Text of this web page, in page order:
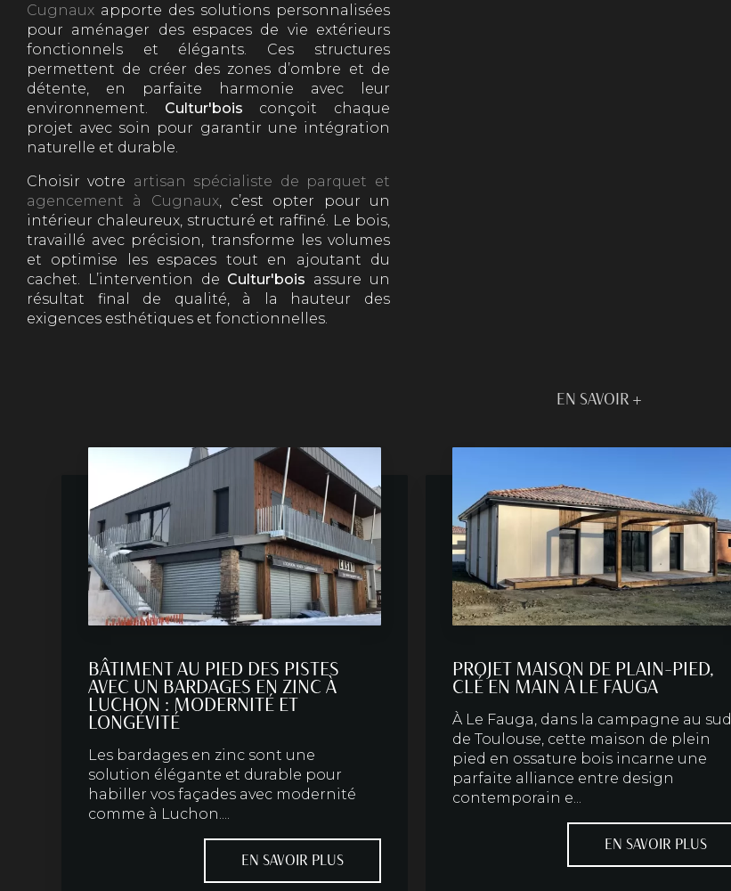
Cugnaux apporte des solutions personnalisées
pour aménager des espaces de vie extérieurs
fonctionnels et élégants. Ces structures
permettent de créer des zones d’ombre et de
détente, en parfaite harmonie avec leur
environnement. Cultur'bois conçoit chaque
projet avec soin pour garantir une intégration
naturelle et durable.
Choisir votre artisan spécialiste de parquet et
agencement à Cugnaux, c’est opter pour un
intérieur chaleureux, structuré et raffiné. Le bois,
travaillé avec précision, transforme les volumes
et optimise les espaces tout en ajoutant du
cachet. L’intervention de Cultur'bois assure un
résultat final de qualité, à la hauteur des
exigences esthétiques et fonctionnelles.
EN SAVOIR +
BÂTIMENT AU PIED DES PISTES
AVEC UN BARDAGES EN ZINC À
LUCHON : MODERNITÉ ET
LONGÉVITÉ
Les bardages en zinc sont une
solution élégante et durable pour
habiller vos façades avec modernité
comme à Luchon....
EN SAVOIR PLUS
PROJET MAISON DE PLAIN-PIED,
CLÉ EN MAIN À LE FAUGA
À Le Fauga, dans la campagne au sud
de Toulouse, cette maison de plein
pied en ossature bois incarne une
parfaite alliance entre design
contemporain e...
EN SAVOIR PLUS